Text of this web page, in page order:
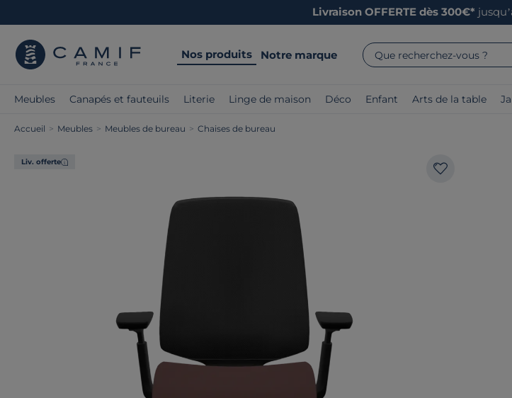
Livraison OFFERTE dès 300€*
Nos produits Notre marque Que recherchez-vous ?
Meubles Canapés et fauteuils Literie Linge de maison Déco Enfant Arts de la table
Accueil > Meubles > Meubles de bureau > Chaises de bureau
Liv. offerte